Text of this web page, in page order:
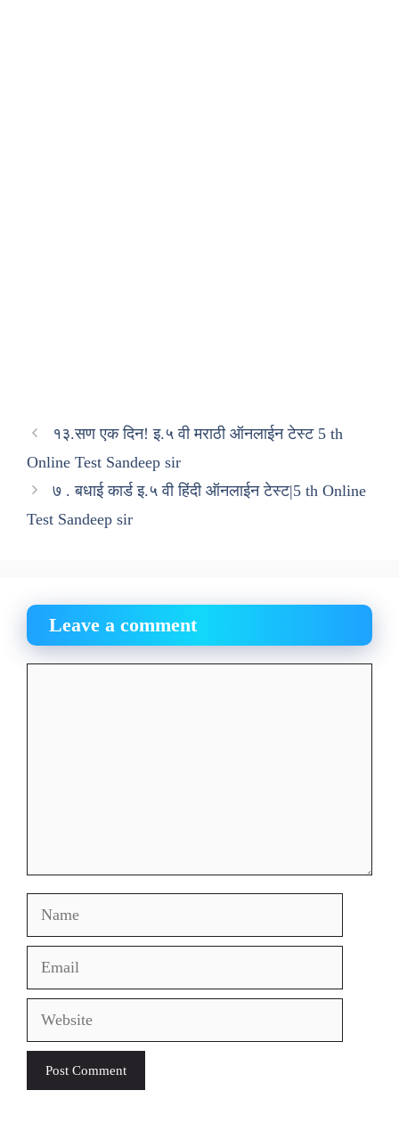
१३.सण एक दिन! इ.५ वी मराठी ऑनलाईन टेस्ट 5 th
Online Test Sandeep sir
७ . बधाई कार्ड इ.५ वी हिंदी ऑनलाईन टेस्ट|5 th Online
Test Sandeep sir
Leave a comment
Name
Email
Website